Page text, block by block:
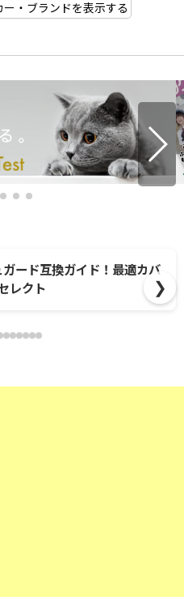
・ブランドを表示する
ード互換ガイド！最適カバ
レクト
❯